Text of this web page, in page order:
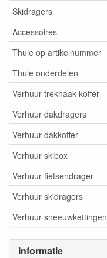
Skidragers
Accessoires
Thule op artikelnummer
Thule onderdelen
Verhuur trekhaak koffer
Verhuur dakdragers
Verhuur dakkoffer
Verhuur skibox
Verhuur fietsendrager
Verhuur skidragers
Verhuur sneeuwkettingen
Informatie